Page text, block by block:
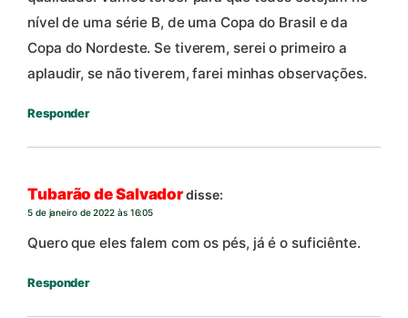
nível de uma série B, de uma Copa do Brasil e da
Copa do Nordeste. Se tiverem, serei o primeiro a
aplaudir, se não tiverem, farei minhas observações.
Responder
Tubarão de Salvadordisse:
5 de janeiro de 2022 às 16:05
Quero que eles falem com os pés, já é o suficiênte.
Responder